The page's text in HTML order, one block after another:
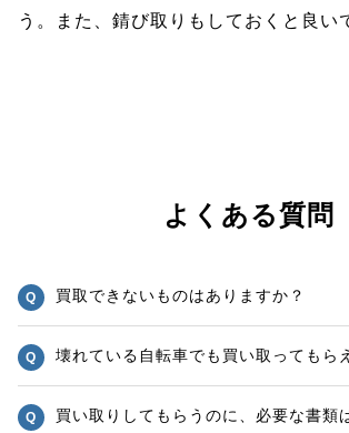
う。また、錆び取りもしておくと良い
よくある質問
買取できないものはありますか？
壊れている自転車でも買い取ってもら
買い取りしてもらうのに、必要な書類